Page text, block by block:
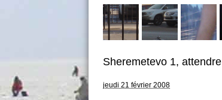
Sheremetevo 1, attendre
jeudi 21 février 2008